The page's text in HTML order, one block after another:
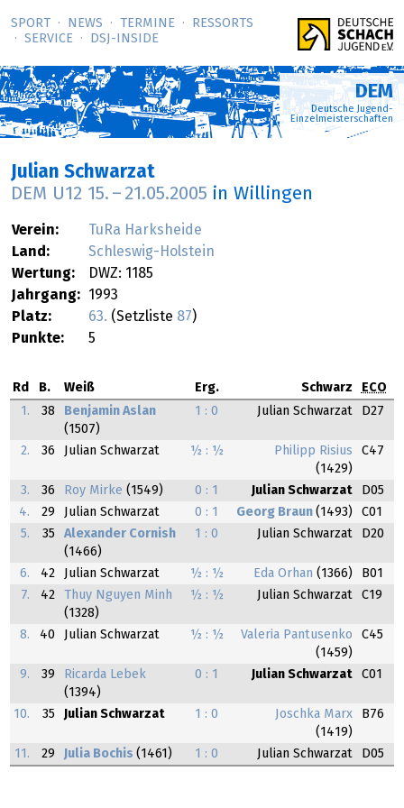
SPORT NEWS TERMINE
RESSORTS
SERVICE
DSJ-­INSIDE
DEM
Deutsche Jugend-
Einzelmeisterschaften
Julian Schwarzat
DEM U12 15. – 21.05.2005 in Willingen
Verein:
TuRa Harksheide
Land:
Schleswig-Holstein
Wertung:
DWZ: 1185
Jahrgang:
1993
Platz:
63. (Setzliste 87)
Punkte:
5
Rd B. Weiß Erg. Schwarz
ECO
1.
38
Benjamin Aslan
(1507)
1 : 0 Julian Schwarzat D27
2. 36 Julian Schwarzat ½ : ½
Philipp Risius
(1429)
C47
3. 36 Roy Mirke (1549) 0 : 1 Julian Schwarzat
D05
4.
29 Julian Schwarzat 0 : 1 Georg Braun (1493)
C01
5.
35
Alexander Cornish
(1466)
1 : 0 Julian Schwarzat D20
6. 42 Julian Schwarzat ½ : ½ Eda Orhan (1366)
B01
7.
42
Thuy Nguyen Minh
(1328)
½ : ½ Julian Schwarzat C19
8. 40 Julian Schwarzat ½ : ½
Valeria Pantusenko
(1459)
C45
9. 39
Ricarda Lebek
(1394)
0 : 1 Julian Schwarzat C01
10. 35 Julian Schwarzat 1 : 0
Joschka Marx
(1419)
B76
11. 29 Julia Bochis (1461) 1 : 0 Julian Schwarzat D05